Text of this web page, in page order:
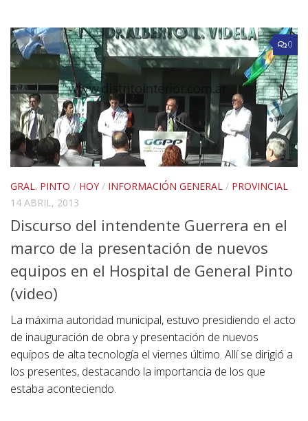
0
GRAL. PINTO / HOY / INFORMACIÓN GENERAL / PROVINCIAL
14 ABRIL, 2013
Discurso del intendente Guerrera en el
marco de la presentación de nuevos
equipos en el Hospital de General Pinto
(video)
La máxima autoridad municipal, estuvo presidiendo el acto
de inauguración de obra y presentación de nuevos
equipos de alta tecnología el viernes último. Allí se dirigió a
los presentes, destacando la importancia de los que
estaba aconteciendo.